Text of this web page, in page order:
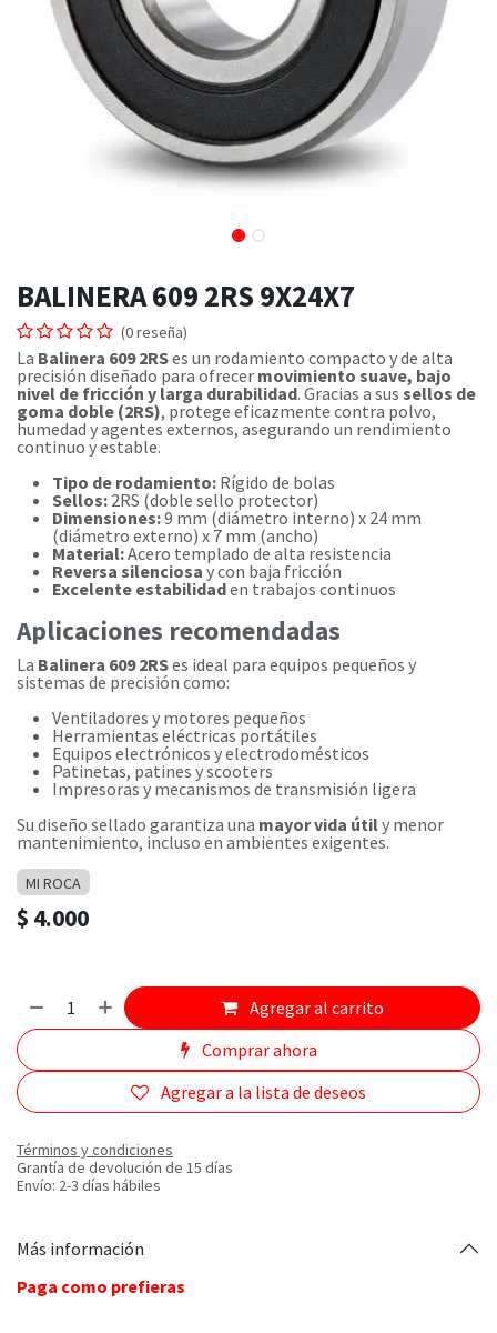
BALINERA 609 2RS 9X24X7
(0 reseña)
La Balinera 609 2RSes un rodamiento compacto y de alta
precisión diseñado para ofrecer movimiento suave, bajo
nivel de fricción y larga durabilidad. Gracias a sus sellos de
goma doble (2RS), protege eficazmente contra polvo,
humedad y agentes externos, asegurando un rendimiento
continuo y estable.
Tipo de rodamiento: Rígido de bolas
Sellos: 2RS (doble sello protector)
Dimensiones:9 mm (diámetro interno) x 24 mm
(diámetro externo) x 7 mm (ancho)
Material:Acero templado de alta resistencia
Reversa silenciosa y con baja fricción
Excelente estabilidaden trabajos continuos
Aplicaciones recomendadas
La Balinera 609 2RSes ideal para equipos pequeños y
sistemas de precisión como:
Ventiladores y motores pequeños
Herramientas eléctricas portátiles
Equipos electrónicos y electrodomésticos
Patinetas, patines y scooters
Impresoras y mecanismos de transmisión ligera
Su diseño sellado garantiza una mayor vida útily menor
mantenimiento, incluso en ambientes exigentes.
MI ROCA
$ 4.000
Agregar al carrito
Comprar ahora
Agregar a la lista de deseos
Términos y condiciones
Grantía de devolución de 15 días
Envío: 2-3 días hábiles
Más información
Paga como prefieras